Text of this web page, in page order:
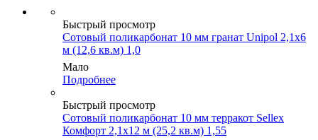
Быстрый просмотр
Сотовый поликарбонат 10 мм гранат Unipol 2,1х6
м (12,6 кв.м) 1,0
Мало
Подробнее
Быстрый просмотр
Сотовый поликарбонат 10 мм терракот Sellex
Комфорт 2,1х12 м (25,2 кв.м) 1,55